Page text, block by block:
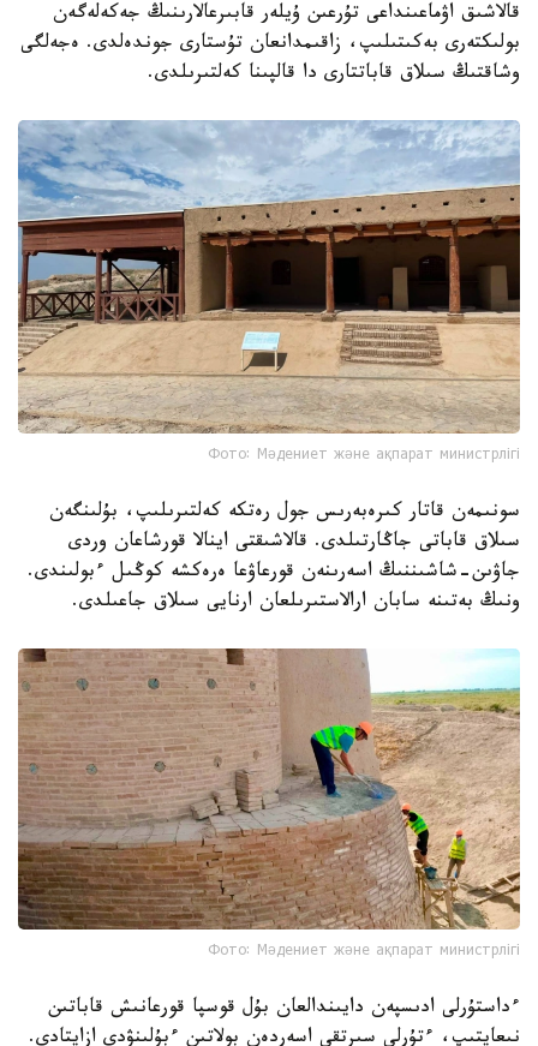
قالاشىق اۋماعىنداعى تۇرعىن ۇيلەر قابىرعالارىنىڭ جەكەلەگەن
بولىكتەرى بەكىتىلىپ، زاقىمدانعان تۇستارى جوندەلدى. ەجەلگى
وشاقتىڭ سىلاق قاباتتارى دا قالپىنا كەلتىرىلدى.
Фото: Мәдениет және ақпарат министрлігі
سونىمەن قاتار كىرەبەرىس جول رەتكە كەلتىرىلىپ، بۇلىنگەن
سىلاق قاباتى جاڭارتىلدى. قالاشىقتى اينالا قورشاعان وردى
جاۋىن-شاشىننىڭ اسەرىنەن قورعاۋعا ەرەكشە كوڭىل ءبولىندى.
ونىڭ بەتىنە سابان ارالاستىرىلعان ارنايى سىلاق جاعىلدى.
Фото: Мәдениет және ақпарат министрлігі
ءداستۇرلى ادىسپەن دايىندالعان بۇل قوسپا قورعانىش قاباتىن
نىعايتىپ، ءتۇرلى سىرتقى اسەردەن بولاتىن ءبۇلىنۋدى ازايتادى.